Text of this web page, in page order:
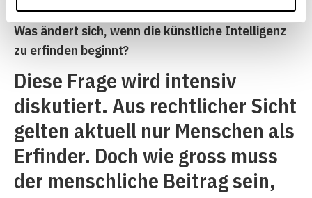
Was ändert sich, wenn die künstliche Intelligenz
zu erfinden beginnt?
Diese Frage wird intensiv
diskutiert. Aus rechtlicher Sicht
gelten aktuell nur Menschen als
Erfinder. Doch wie gross muss
der menschliche Beitrag sein,